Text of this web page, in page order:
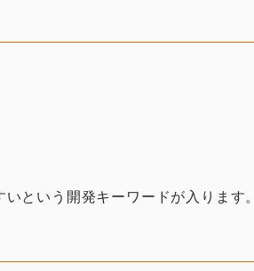
という開発キーワードが入ります。